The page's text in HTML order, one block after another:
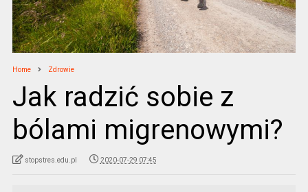
Home Zdrowie
Jak radzić sobie z
bólami migrenowymi?
stopstres.edu.pl 2020-07-29 07:45